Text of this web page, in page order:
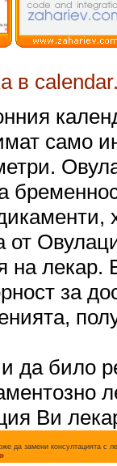
в
само
на
за
да било
Ви
да замени консултацията с